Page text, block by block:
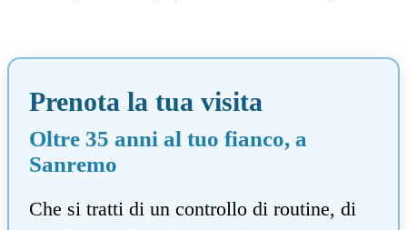
Prenota la tua visita
Oltre 35 anni al tuo fianco, a
Sanremo
Che si tratti di un controllo di routine, di